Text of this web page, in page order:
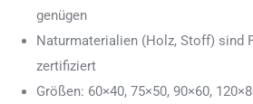
genügen
Naturmaterialien (Holz, Stoff) sind
zertifiziert
Größen: 60×40, 75×50, 90×60,